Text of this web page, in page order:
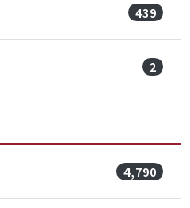
439
2
4,790